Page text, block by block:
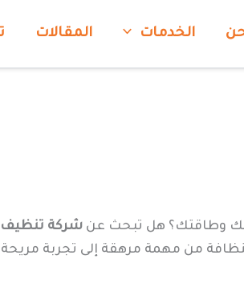
الخدمات المقالات
وطاقتك؟ هل تبحث عن شركة تنظيف
النظافة من مهمة مرهقة إلى تجربة